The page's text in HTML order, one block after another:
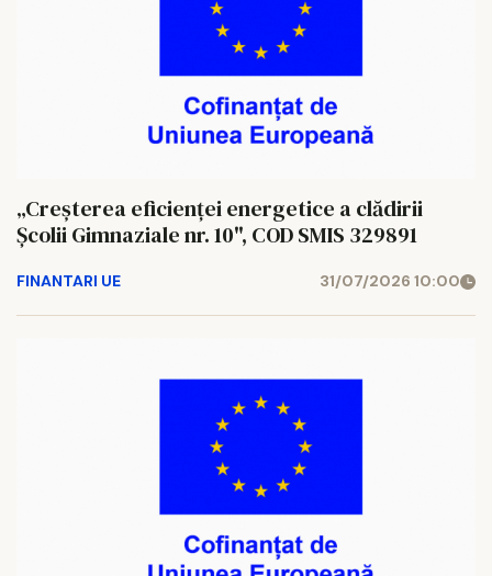
„Creșterea eficienței energetice a clădirii
Școlii Gimnaziale nr. 10", COD SMIS 329891
FINANTARI UE 31/07/2026 10:00